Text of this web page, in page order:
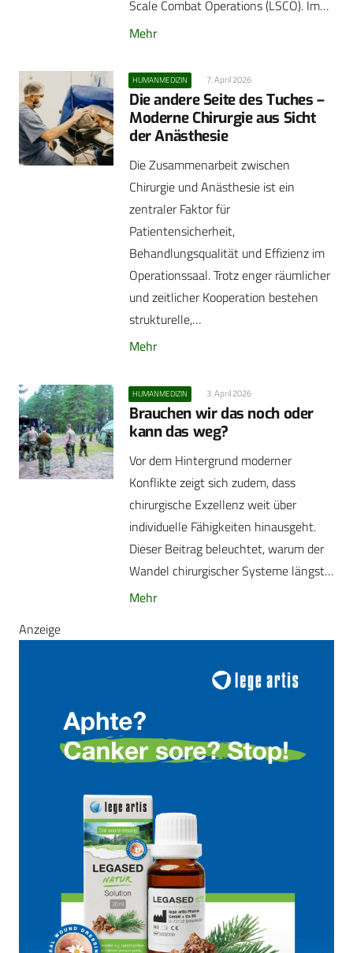
Scale Combat Operations (LSCO). Im…
Mehr
HUMANMEDIZIN 7. April 2026
Die andere Seite des Tuches –
Moderne Chirurgie aus Sicht
der Anästhesie
Die Zusammenarbeit zwischen
Chirurgie und Anästhesie ist ein
zentraler Faktor für
Patientensicherheit,
Behandlungsqualität und Effizienz im
Operationssaal. Trotz enger räumlicher
und zeitlicher Kooperation bestehen
strukturelle,…
Mehr
HUMANMEDIZIN 3. April 2026
Brauchen wir das noch oder
kann das weg?
Vor dem Hintergrund moderner
Konflikte zeigt sich zudem, dass
chirurgische Exzellenz weit über
individuelle Fähigkeiten hinausgeht.
Dieser Beitrag beleuchtet, warum der
Wandel chirurgischer Systeme längst…
Mehr
Anzeige